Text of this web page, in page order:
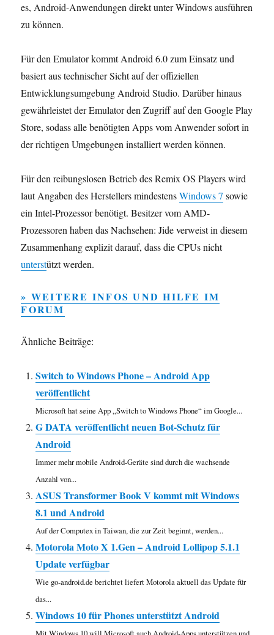
es, Android-Anwendungen direkt unter Windows ausführen
zu können.
Für den Emulator kommt Android 6.0 zum Einsatz und
basiert aus technischer Sicht auf der offiziellen
Entwicklungsumgebung Android Studio. Darüber hinaus
gewährleistet der Emulator den Zugriff auf den Google Play
Store, sodass alle benötigten Apps vom Anwender sofort in
der richtigen Umgebungen installiert werden können.
Für den reibungslosen Betrieb des Remix OS Players wird
laut Angaben des Herstellers mindestensWindows 7 sowie
ein Intel-Prozessor benötigt. Besitzer vom AMD-
Prozessoren haben das Nachsehen: Jide verweist in diesem
Zusammenhang explizit darauf, dass die CPUs nicht
unterstützt werden.
» WEITERE INFOS UND HILFE IM
FORUM
Ähnliche Beiträge:
Switch to Windows Phone – Android App
veröffentlicht
Microsoft hat seine App „Switch to Windows Phone“ im Google...
G DATA veröffentlicht neuen Bot-Schutz für
Android
Immer mehr mobile Android-Geräte sind durch die wachsende
Anzahl von...
ASUS Transformer Book V kommt mit Windows
8.1 und Android
Auf der Computex in Taiwan, die zur Zeit beginnt, werden...
Motorola Moto X 1.Gen – Android Lollipop 5.1.1
Update verfügbar
Wie go-android.de berichtet liefert Motorola aktuell das Update für
das...
Windows 10 für Phones unterstützt Android